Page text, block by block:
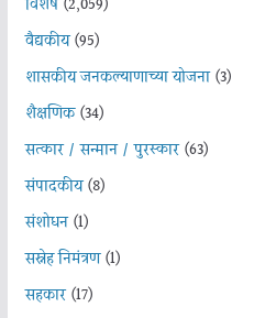
विशेष(2,059)
वैद्यकीय(95)
शासकीय जनकल्याणाच्या योजना(3)
शैक्षणिक(34)
सत्कार / सन्मान / पुरस्कार(63)
संपादकीय(8)
संशोधन(1)
सस्नेह निमंत्रण(1)
सहकार(17)